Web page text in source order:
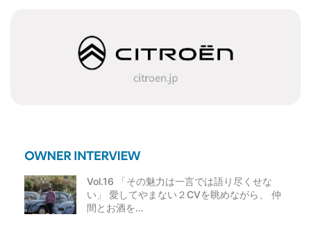
Vol.16 「その魅力は一言では語り尽くせな
い」 愛してやまない２CVを眺めながら、 仲
間とお酒を…